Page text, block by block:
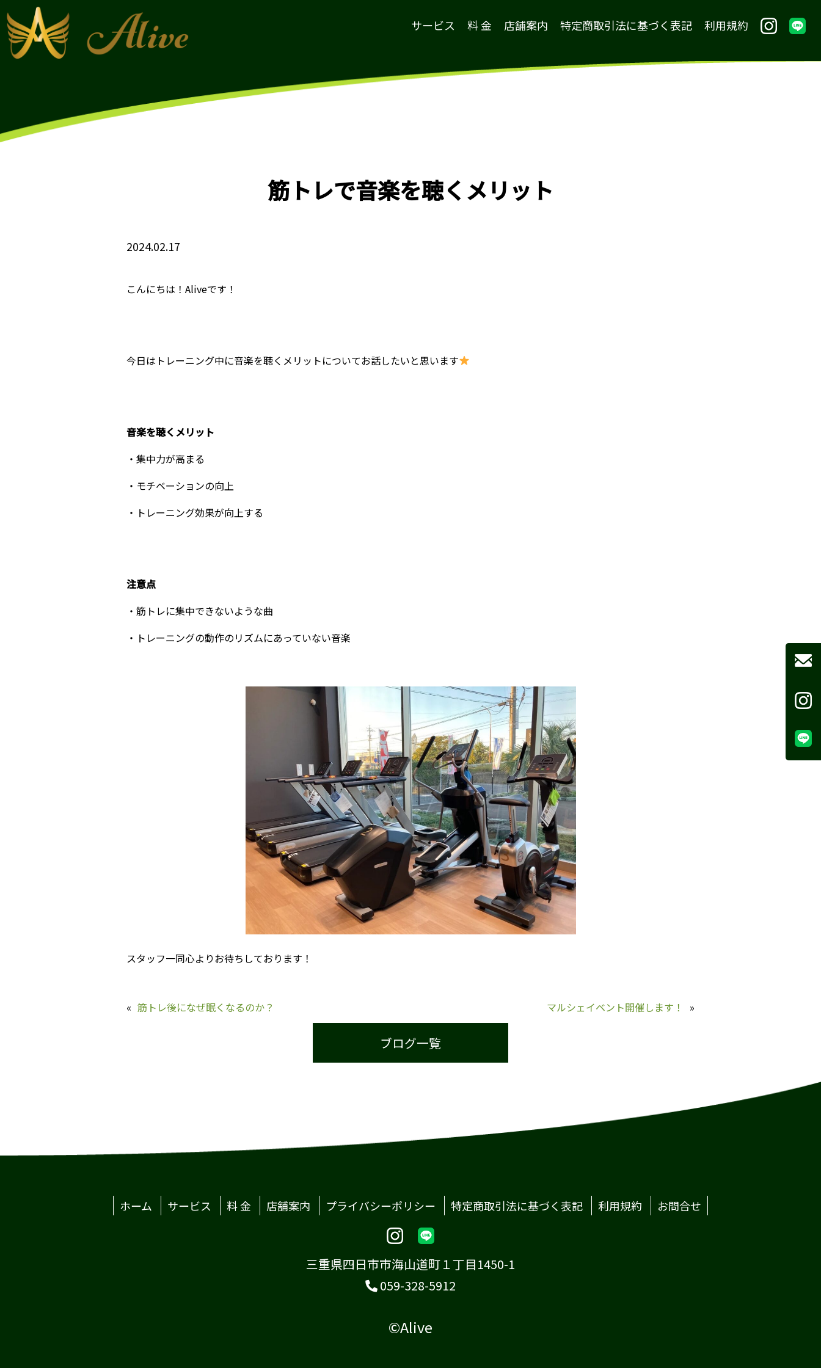
サービス 料 金 店舗案内 特定商取引法に基づく表記 利用規約
筋トレで音楽を聴くメリット
2024.02.17
こんにちは！Aliveです！
今日はトレーニング中に音楽を聴くメリットについてお話したいと思います
音楽を聴くメリット
・集中力が高まる
・モチベーションの向上
・トレーニング効果が向上する
注意点
・筋トレに集中できないような曲
・トレーニングの動作のリズムにあっていない音楽
スタッフ一同心よりお待ちしております！
« 筋トレ後になぜ眠くなるのか？ マルシェイベント開催します！ »
ブログ一覧
ホーム サービス 料 金 店舗案内 プライバシーポリシー 特定商取引法に基づく表記 利用規約 お問合せ
三重県四日市市海山道町１丁目1450-1
059-328-5912
©Alive